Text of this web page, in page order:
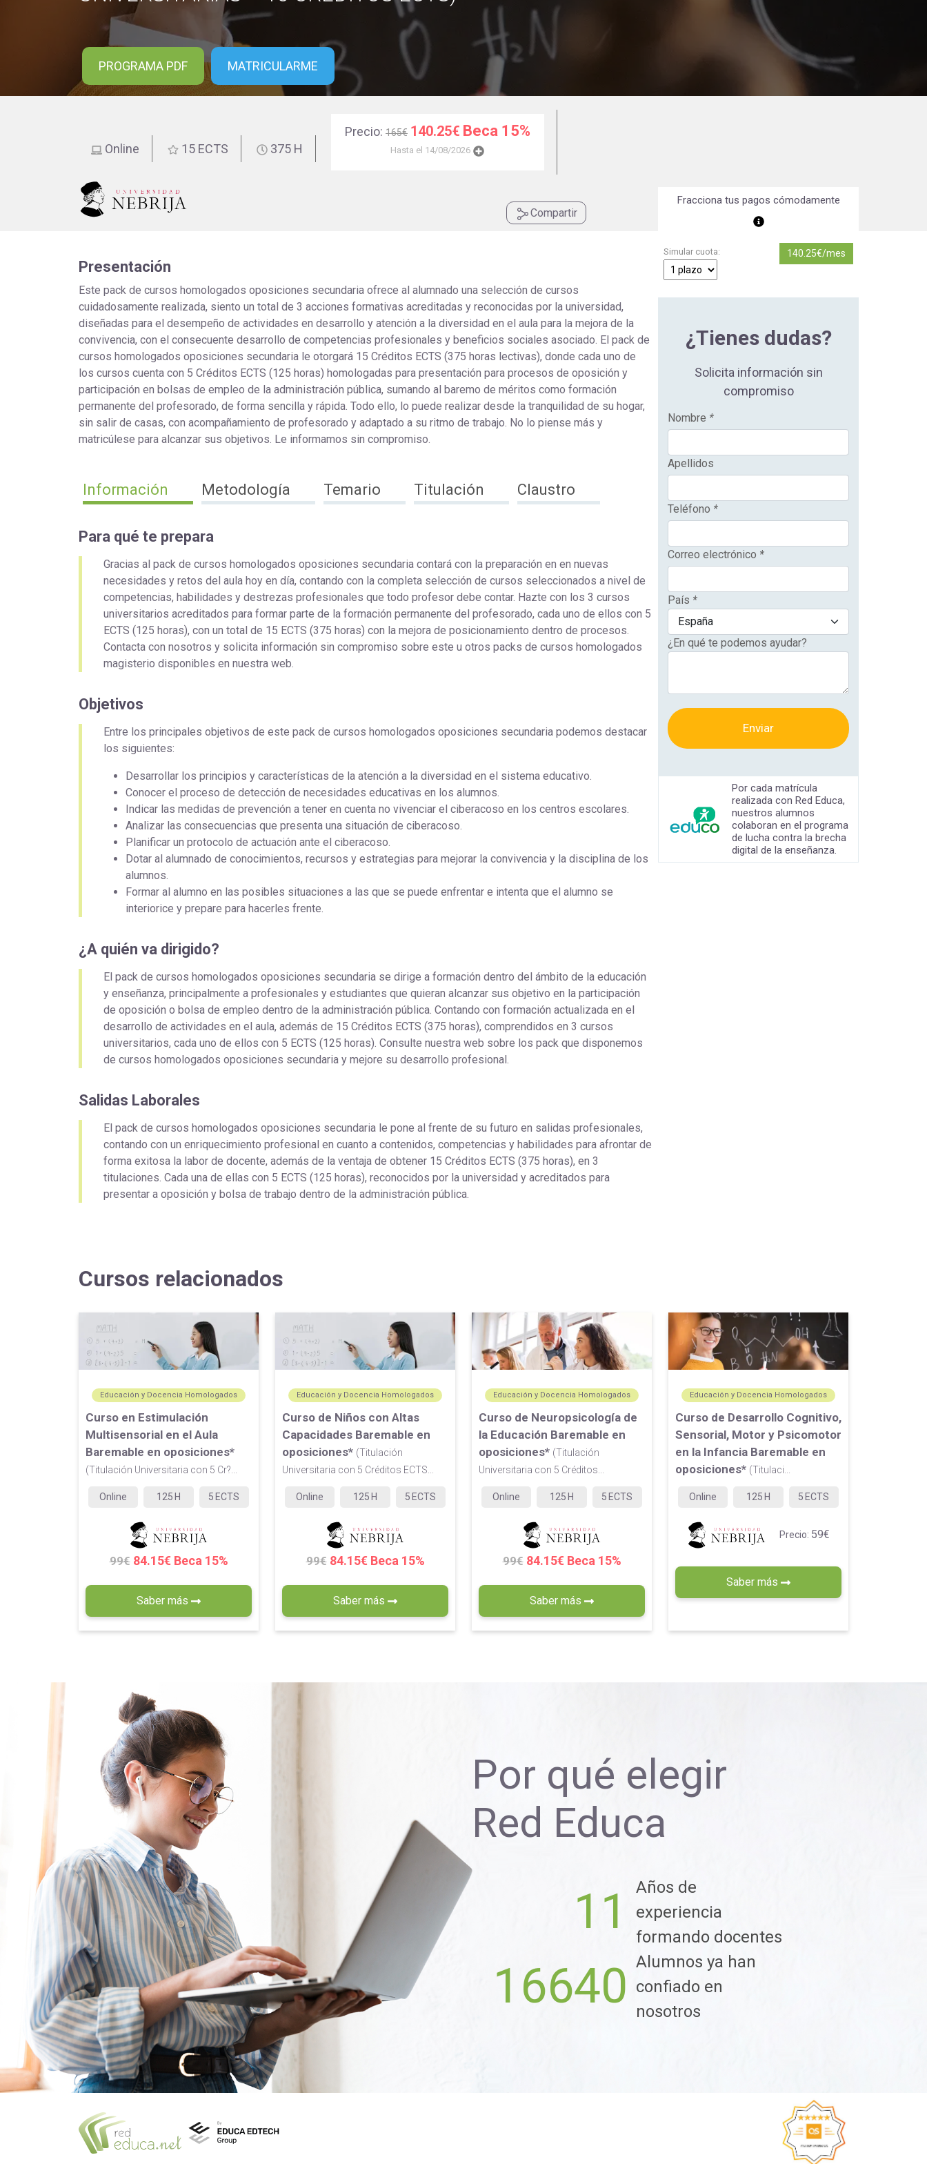
Ver Cursos
Universitaria
Masteres Educación
Cursos Formación
Másteres Oficiales
Cursos para oposiciones
Orientación Laboral
Responsabilidad Social e
PROGRAMA PDF MATRICULARME
Online 15 ECTS 375 H
Precio: 165€ 140.25€ Beca 15%
Hasta el 14/08/2026
Compartir
Presentación
Este pack de cursos homologados oposiciones secundaria ofrece al alumnado una selección de cursos
cuidadosamente realizada, siento un total de 3 acciones formativas acreditadas y reconocidas por la universidad,
diseñadas para el desempeño de actividades en desarrollo y atención a la diversidad en el aula para la mejora de la
convivencia, con el consecuente desarrollo de competencias profesionales y beneficios sociales asociado. El pack de
cursos homologados oposiciones secundaria le otorgará 15 Créditos ECTS (375 horas lectivas), donde cada uno de
los cursos cuenta con 5 Créditos ECTS (125 horas) homologadas para presentación para procesos de oposición y
participación en bolsas de empleo de la administración pública, sumando al baremo de méritos como formación
permanente del profesorado, de forma sencilla y rápida. Todo ello, lo puede realizar desde la tranquilidad de su hogar,
sin salir de casas, con acompañamiento de profesorado y adaptado a su ritmo de trabajo. No lo piense más y
matricúlese para alcanzar sus objetivos. Le informamos sin compromiso.
Información
Para qué te prepara
Gracias al pack de cursos homologados oposiciones secundaria contará con la preparación en en nuevas
necesidades y retos del aula hoy en día, contando con la completa selección de cursos seleccionados a nivel de
competencias, habilidades y destrezas profesionales que todo profesor debe contar. Hazte con los 3 cursos
universitarios acreditados para formar parte de la formación permanente del profesorado, cada uno de ellos con 5
ECTS (125 horas), con un total de 15 ECTS (375 horas) con la mejora de posicionamiento dentro de procesos.
Contacta con nosotros y solicita información sin compromiso sobre este u otros packs de cursos homologados
magisterio disponibles en nuestra web.
Objetivos
Entre los principales objetivos de este pack de cursos homologados oposiciones secundaria podemos destacar
los siguientes:
Desarrollar los principios y características de la atención a la diversidad en el sistema educativo.
Conocer el proceso de detección de necesidades educativas en los alumnos.
Indicar las medidas de prevención a tener en cuenta no vivenciar el ciberacoso en los centros escolares.
Analizar las consecuencias que presenta una situación de ciberacoso.
Planificar un protocolo de actuación ante el ciberacoso.
Dotar al alumnado de conocimientos, recursos y estrategias para mejorar la convivencia y la disciplina de los
alumnos.
Formar al alumno en las posibles situaciones a las que se puede enfrentar e intenta que el alumno se
interiorice y prepare para hacerles frente.
¿A quién va dirigido?
El pack de cursos homologados oposiciones secundaria se dirige a formación dentro del ámbito de la educación
y enseñanza, principalmente a profesionales y estudiantes que quieran alcanzar sus objetivo en la participación
de oposición o bolsa de empleo dentro de la administración pública. Contando con formación actualizada en el
desarrollo de actividades en el aula, además de 15 Créditos ECTS (375 horas), comprendidos en 3 cursos
universitarios, cada uno de ellos con 5 ECTS (125 horas). Consulte nuestra web sobre los pack que disponemos
de cursos homologados oposiciones secundaria y mejore su desarrollo profesional.
Salidas Laborales
El pack de cursos homologados oposiciones secundaria le pone al frente de su futuro en salidas profesionales,
contando con un enriquecimiento profesional en cuanto a contenidos, competencias y habilidades para afrontar de
forma exitosa la labor de docente, además de la ventaja de obtener 15 Créditos ECTS (375 horas), en 3
titulaciones. Cada una de ellas con 5 ECTS (125 horas), reconocidos por la universidad y acreditados para
presentar a oposición y bolsa de trabajo dentro de la administración pública.
Metodología Temario Titulación Claustro
Fracciona tus pagos cómodamente
Simular cuota: 140.25€/mes
¿Tienes dudas?
Solicita información sin
compromiso
Nombre *
Apellidos
Teléfono *
Correo electrónico *
País *
¿En qué te podemos ayudar?
Enviar
Por cada matrícula
realizada con Red Educa,
nuestros alumnos
colaboran en el programa
de lucha contra la brecha
digital de la enseñanza.
Cursos relacionados
Educación y Docencia Homologados
Curso en Estimulación
Multisensorial en el Aula
Baremable en oposiciones*
(Titulación Universitaria con 5 Cr?...
Online 125 H 5 ECTS
99€ 84.15€ Beca 15%
Saber más
Educación y Docencia Homologados
Curso de Niños con Altas
Capacidades Baremable en
oposiciones* (Titulación
Universitaria con 5 Créditos ECTS...
Online 125 H 5 ECTS
99€ 84.15€ Beca 15%
Saber más
Educación y Docencia Homologados
Curso de Neuropsicología de
la Educación Baremable en
oposiciones* (Titulación
Universitaria con 5 Créditos...
Online 125 H 5 ECTS
99€ 84.15€ Beca 15%
Saber más
Educación y Docencia Homologados
Curso de Desarrollo Cognitivo,
Sensorial, Motor y Psicomotor
en la Infancia Baremable en
oposiciones* (Titulaci...
Online 125 H 5 ECTS
Precio: 59€
Saber más
Por qué elegir
Red Educa
11
Años de
experiencia
formando docentes
16640 Alumnos ya han
confiado en
nosotros